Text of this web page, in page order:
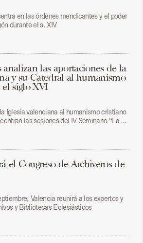
en las órdenes mendicantes y el poder
durante el s. XIV
analizan las aportaciones de la
y su Catedral al humanismo
siglo XVI
Iglesia valenciana al humanismo cristiano
las sesiones del IV Seminario “La …
el Congreso de Archiveros de
Valencia reunirá a los expertos y
y Bibliotecas Eclesiásticos